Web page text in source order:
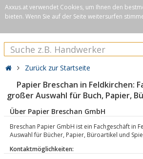
Axxus.at verwendet Cookies, um Ihnen den
bieten. Wenn Sie auf der Seite weitersurfen
Zurück zur Startseite
Papier Breschan in Feldkirchen:
großer Auswahl für Buch, Papier,
Über Papier Breschan GmbH
Breschan Papier GmbH ist ein Fachgeschäft in
Auswahl für Bücher, Papier, Büroartikel und
Kontaktmöglichkeiten: